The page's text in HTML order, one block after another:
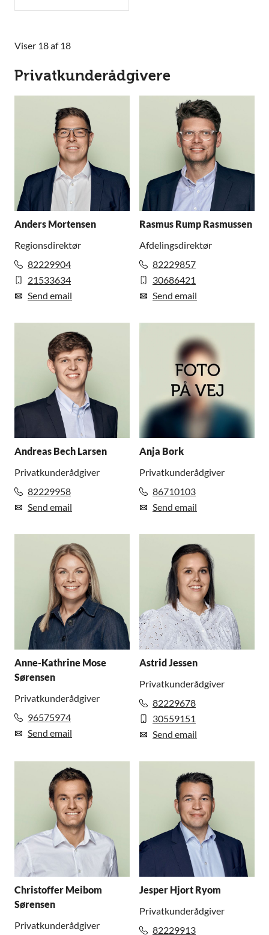
Viser 18 af 18
Privatkunderådgivere
Anders Mortensen
Regionsdirektør
82229904
21533634
Send email
Rasmus Rump Rasmussen
Afdelingsdirektør
82229857
30686421
Send email
Andreas Bech Larsen
Privatkunderådgiver
82229958
Send email
Anja Bork
Privatkunderådgiver
86710103
Send email
Anne-Kathrine Mose
Sørensen
Privatkunderådgiver
96575974
Send email
Astrid Jessen
Privatkunderådgiver
82229678
30559151
Send email
Christoffer Meibom
Sørensen
Privatkunderådgiver
Jesper Hjort Ryom
Privatkunderådgiver
82229913